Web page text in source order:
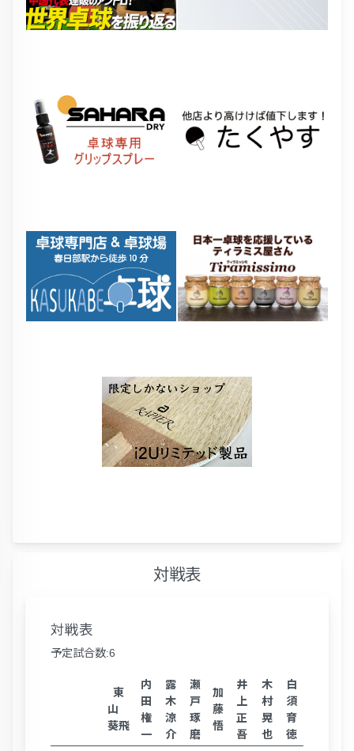
対戦表
対戦表
予定試合数:6
東
山
葵飛
内
田
権
一
露
木
涼
介
瀬
戸
琢
磨
加
藤
悟
井
上
正
吾
木
村
晃
也
白
須
育
徳